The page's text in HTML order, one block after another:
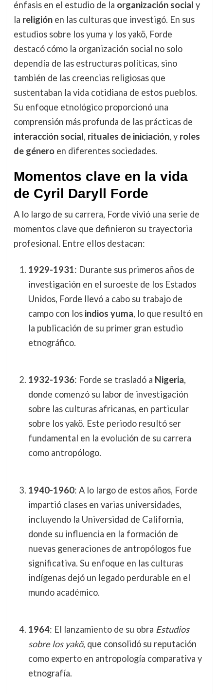
énfasis en el estudio de la organización social y
la religiónen las culturas que investigó. En sus
estudios sobre los yuma y los yakö, Forde
destacó cómo la organización social no solo
dependía de las estructuras políticas, sino
también de las creencias religiosas que
sustentaban la vida cotidiana de estos pueblos.
Su enfoque etnológico proporcionó una
comprensión más profunda de las prácticas de
interacción social, rituales de iniciación, y roles
de géneroen diferentes sociedades.
Momentos clave en la vida
de Cyril Daryll Forde
A lo largo de su carrera, Forde vivió una serie de
momentos clave que definieron su trayectoria
profesional. Entre ellos destacan:
1929-1931: Durante sus primeros años de
investigación en el suroeste de los Estados
Unidos, Forde llevó a cabo su trabajo de
campo con los indios yuma, lo que resultó en
la publicación de su primer gran estudio
etnográfico.
1932-1936: Forde se trasladó a Nigeria,
donde comenzó su labor de investigación
sobre las culturas africanas, en particular
sobre los yakö. Este periodo resultó ser
fundamental en la evolución de su carrera
como antropólogo.
1940-1960: A lo largo de estos años, Forde
impartió clases en varias universidades,
incluyendo la Universidad de California,
donde su influencia en la formación de
nuevas generaciones de antropólogos fue
significativa. Su enfoque en las culturas
indígenas dejó un legado perdurable en el
mundo académico.
1964: El lanzamiento de su obra Estudios
sobre los yakö, que consolidó su reputación
como experto en antropología comparativa y
etnografía.